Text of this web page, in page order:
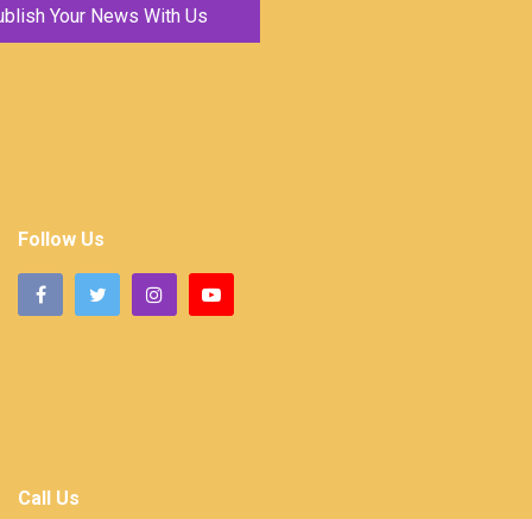
Your News With Us
Follow Us
Call Us